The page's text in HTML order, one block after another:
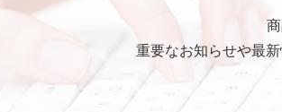
重要なお知らせや最